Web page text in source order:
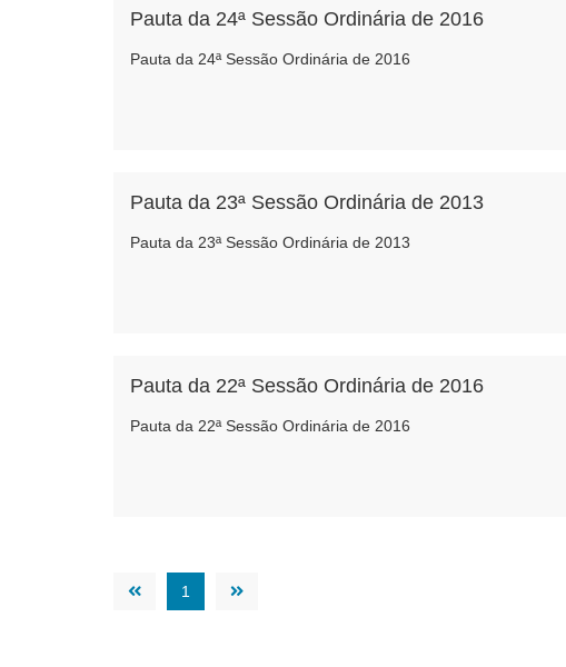
Pauta da 24ª Sessão Ordinária de 2016
Pauta da 24ª Sessão Ordinária de 2016
Pauta da 23ª Sessão Ordinária de 2013
Pauta da 23ª Sessão Ordinária de 2013
Pauta da 22ª Sessão Ordinária de 2016
Pauta da 22ª Sessão Ordinária de 2016
1